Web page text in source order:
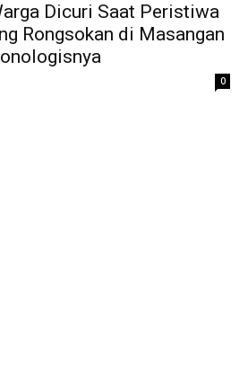
Dicuri Saat Peristiwa
Rongsokan di Masangan
0